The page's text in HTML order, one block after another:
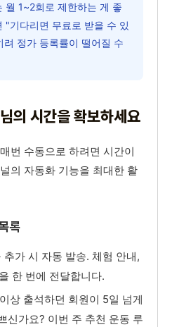
월 1~2회로 제한하는 게 좋
"기다리면 무료로 받을 수 있
정가 등록률이 떨어질 수
의 시간을 확보하세요
번 수동으로 하려면 시간이
의 자동화 기능을 최대한 활
록
추가 시 자동 발송. 체험 안내,
한 번에 전달합니다.
상 출석하던 회원이 5일 넘게
신가요? 이번 주 추천 운동 루